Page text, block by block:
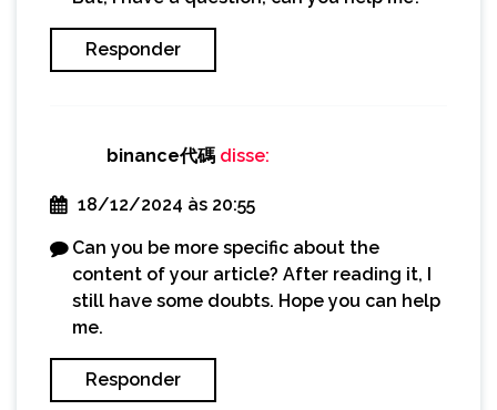
Responder
binance代碼 disse:
18/12/2024 às 20:55
Can you be more specific about the
content of your article? After reading it, I
still have some doubts. Hope you can help
me.
Responder